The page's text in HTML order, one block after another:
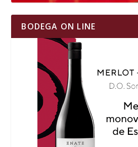
BODEGA ON LINE